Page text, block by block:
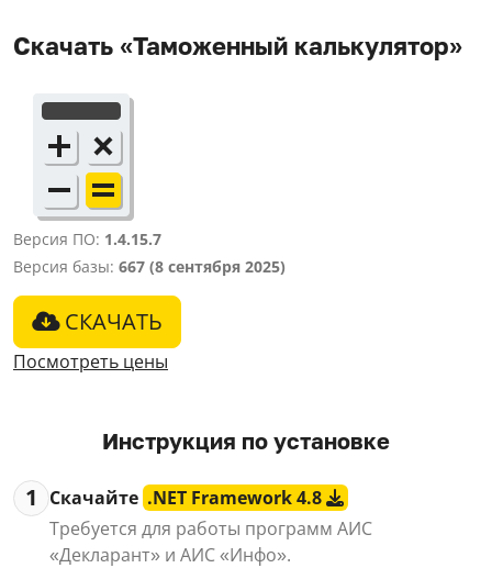
Скачать «Таможенный калькулятор»
Версия ПО: 1.4.15.7
Версия базы: 667 (8 сентября 2025)
СКАЧАТЬ
Посмотреть цены
Инструкция по установке
1 Скачайте .NET Framework 4.8
Требуется для работы программ АИС
«Декларант» и АИС «Инфо».